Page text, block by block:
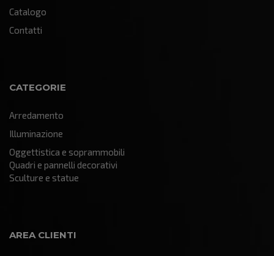
Catalogo
Contatti
CATEGORIE
Arredamento
Illuminazione
Oggettistica e soprammobili
Quadri e pannelli decorativi
Sculture e statue
AREA CLIENTI